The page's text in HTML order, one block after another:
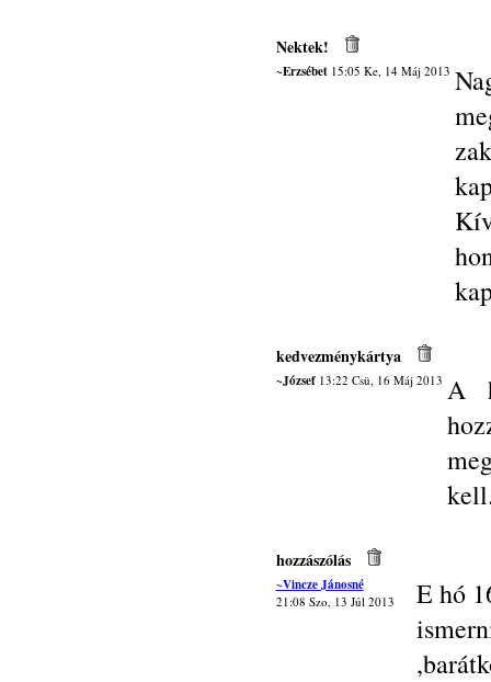
Nektek!
~Erzsébet15:05 Ke, 14 Máj 2013
kedvezménykártya
~József13:22 Csü, 16 Máj 2013 A
hozzászólás
~Vincze Jánosné
21:08 Szo, 13 Júl 2013
E hó